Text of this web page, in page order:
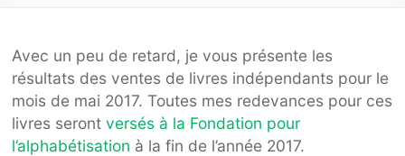
Avec un peu de retard, je vous présente les
résultats des ventes de livres indépendants pour le
mois de mai 2017. Toutes mes redevances pour ces
livres serontversés à la Fondation pour
l’alphabétisation à la fin de l’année 2017.